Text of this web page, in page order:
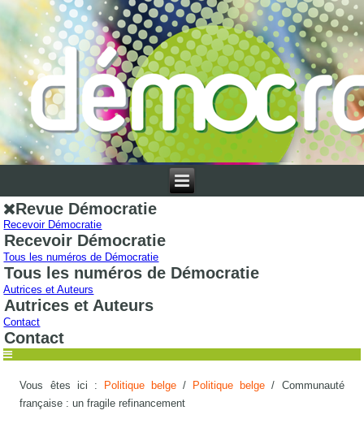
Revue Démocratie
Recevoir Démocratie
Recevoir Démocratie
Tous les numéros de Démocratie
Tous les numéros de Démocratie
Autrices et Auteurs
Autrices et Auteurs
Contact
Contact
Vous êtes ici : Politique belge / Politique belge / Communauté
française : un fragile refinancement